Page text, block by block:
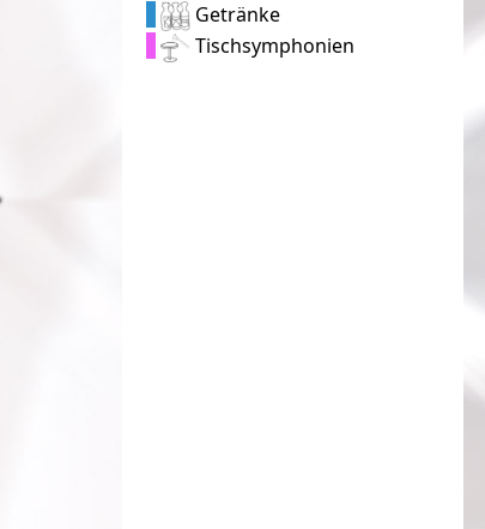
Getränke
Tischsymphonien